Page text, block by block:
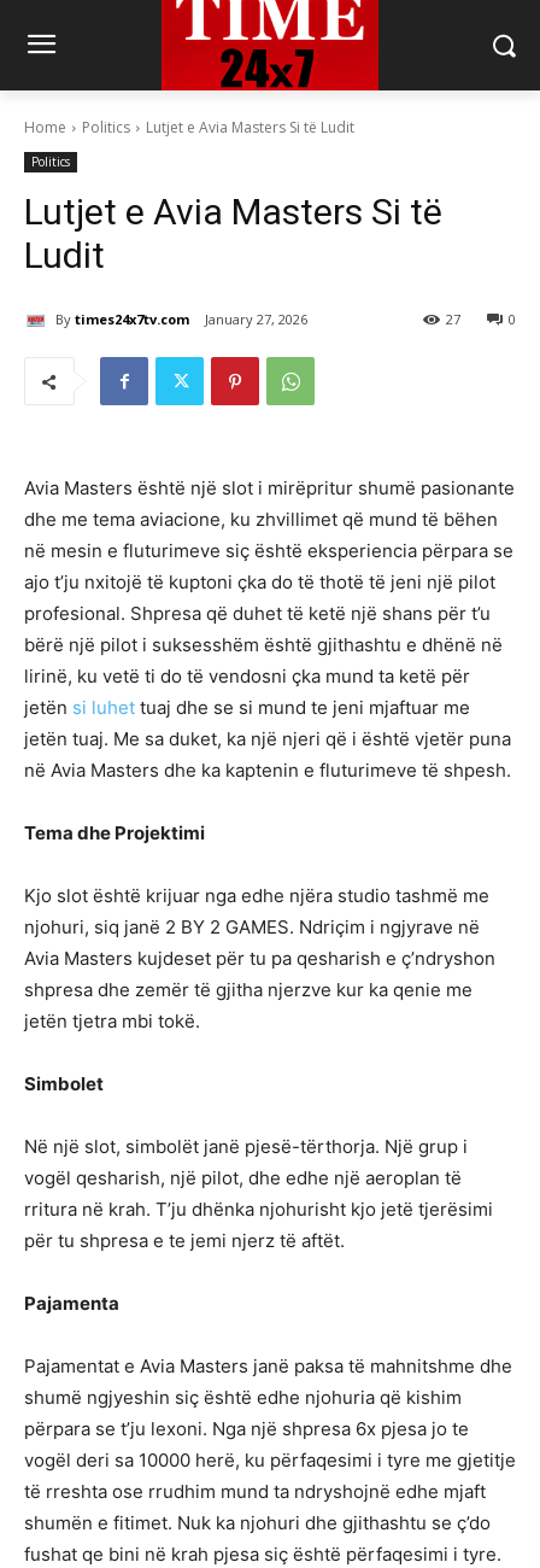
Home Politics Lutjet e Avia Masters Si të Ludit
Politics
Lutjet e Avia Masters Si të
Ludit
By times24x7tv.com January 27, 2026 0
27
Avia Masters është një slot i mirëpritur shumë pasionante
dhe me tema aviacione, ku zhvillimet që mund të bëhen
në mesin e fluturimeve siç është eksperiencia përpara se
ajo t’ju nxitojë të kuptoni çka do të thotë të jeni një pilot
profesional. Shpresa që duhet të ketë një shans për t’u
bërë një pilot i suksesshëm është gjithashtu e dhënë në
lirinë, ku vetë ti do të vendosni çka mund ta ketë për
jetën si luhet tuaj dhe se si mund te jeni mjaftuar me
jetën tuaj. Me sa duket, ka një njeri që i është vjetër puna
në Avia Masters dhe ka kaptenin e fluturimeve të shpesh.
Tema dhe Projektimi
Kjo slot është krijuar nga edhe njëra studio tashmë me
njohuri, siq janë 2 BY 2 GAMES. Ndriçim i ngjyrave në
Avia Masters kujdeset për tu pa qesharish e ç’ndryshon
shpresa dhe zemër të gjitha njerzve kur ka qenie me
jetën tjetra mbi tokë.
Simbolet
Në një slot, simbolët janë pjesë-tërthorja. Një grup i
vogël qesharish, një pilot, dhe edhe një aeroplan të
rritura në krah. T’ju dhënka njohurisht kjo jetë tjerësimi
për tu shpresa e te jemi njerz të aftët.
Pajamenta
Pajamentat e Avia Masters janë paksa të mahnitshme dhe
shumë ngjyeshin siç është edhe njohuria që kishim
përpara se t’ju lexoni. Nga një shpresa 6x pjesa jo te
vogël deri sa 10000 herë, ku përfaqesimi i tyre me gjetitje
të rreshta ose rrudhim mund ta ndryshojnë edhe mjaft
shumën e fitimet. Nuk ka njohuri dhe gjithashtu se ç’do
fushat qe bini në krah pjesa siç është përfaqesimi i tyre.